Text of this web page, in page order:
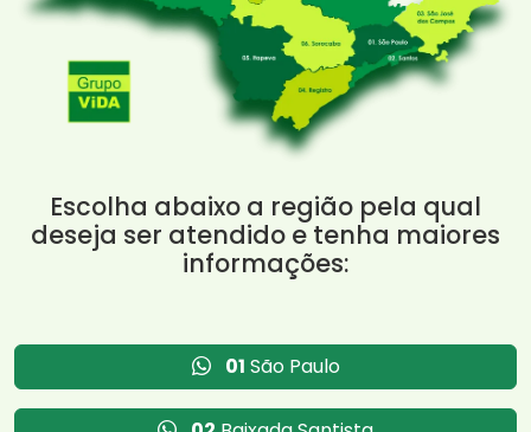
Escolha abaixo a região pela qual
deseja ser atendido e tenha maiores
informações:
01 São Paulo